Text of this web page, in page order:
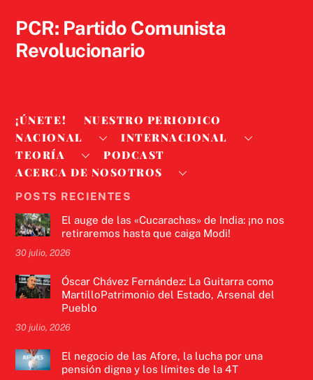
PCR: Partido Comunista
Revolucionario
¡ÚNETE!
NUESTRO PERIODICO
NACIONAL
INTERNACIONAL
TEORÍA
PODCAST
ACERCA DE NOSOTROS
POSTS RECIENTES
El auge de las «Cucarachas» de India: ¡no nos
retiraremos hasta que caiga Modi!
30 julio, 2026
Óscar Chávez Fernández: La Guitarra como
MartilloPatrimonio del Estado, Arsenal del
Pueblo
30 julio, 2026
El negocio de las Afore, la lucha por una
pensión digna y los límites de la 4T